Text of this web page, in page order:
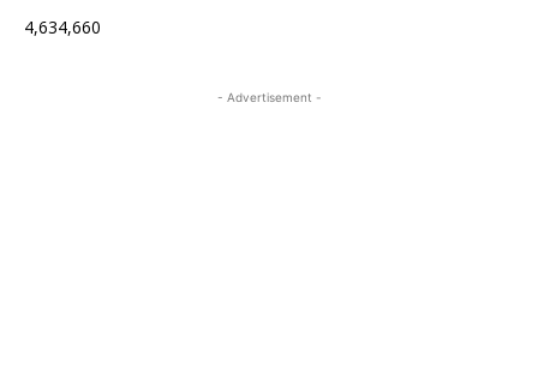
4,634,660
- Advertisement -